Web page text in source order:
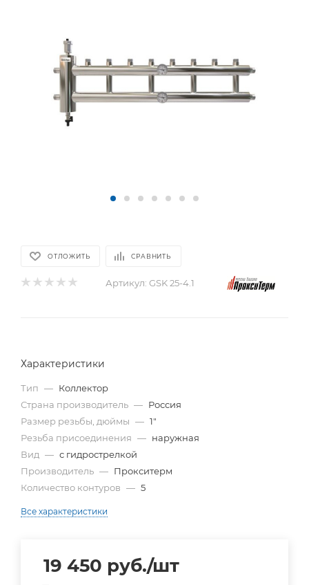
ОТЛОЖИТЬ СРАВНИТЬ
Артикул: GSK 25-4.1
Характеристики
Тип — Коллектор
Страна производитель — Россия
Размер резьбы, дюймы — 1"
Резьба присоединения — наружная
Вид — с гидрострелкой
Производитель — Прокситерм
Количество контуров — 5
Все характеристики
19 450 руб./шт